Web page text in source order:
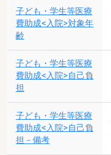
子ども・学生等医療
費助成<入院>対象年
齢
子ども・学生等医療
費助成<入院>自己負
担
子ども・学生等医療
費助成<入院>自己負
担－備考